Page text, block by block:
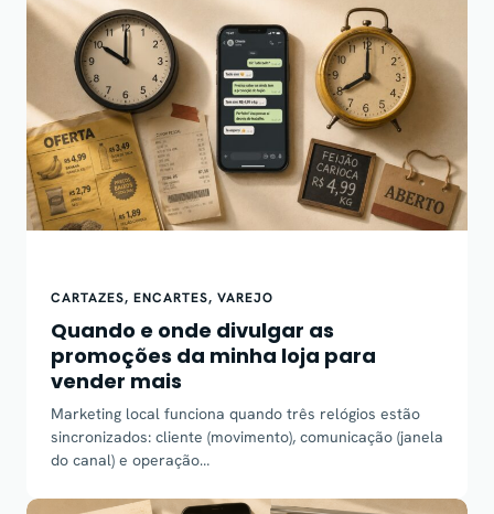
CARTAZES, ENCARTES, VAREJO
Quando e onde divulgar as
promoções da minha loja para
vender mais
Marketing local funciona quando três relógios estão
sincronizados: cliente (movimento), comunicação (janela
do canal) e operação…